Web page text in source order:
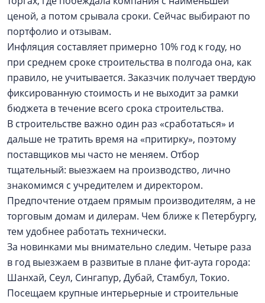
ценой, а потом срывала сроки. Сейчас выбирают по
портфолио и отзывам.
Инфляция составляет примерно 10% год к году, но
при среднем сроке строительства в полгода она, как
правило, не учитывается. Заказчик получает твердую
фиксированную стоимость и не выходит за рамки
бюджета в течение всего срока строительства.
В строительстве важно один раз «сработаться» и
дальше не тратить время на «притирку», поэтому
поставщиков мы часто не меняем. Отбор
тщательный: выезжаем на производство, лично
знакомимся с учредителем и директором.
Предпочтение отдаем прямым производителям, а не
торговым домам и дилерам. Чем ближе к Петербургу,
тем удобнее работать технически.
За новинками мы внимательно следим. Четыре раза
в год выезжаем в развитые в плане фит-аута города:
Шанхай, Сеул, Сингапур, Дубай, Стамбул, Токио.
Посещаем крупные интерьерные и строительные